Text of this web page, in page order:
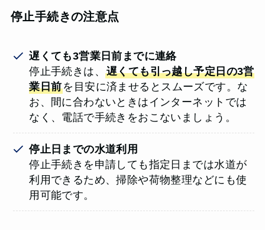
停止手続きの注意点
遅くても3営業日前までに連絡
停止手続きは、遅くても引っ越し予定日の3営
業日前を目安に済ませるとスムーズです。な
お、間に合わないときはインターネットでは
なく、電話で手続きをおこないましょう。
停止日までの水道利用
停止手続きを申請しても指定日までは水道が
利用できるため、掃除や荷物整理などにも使
用可能です。